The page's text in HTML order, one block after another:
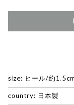
size: ヒール/約
country: 日本製